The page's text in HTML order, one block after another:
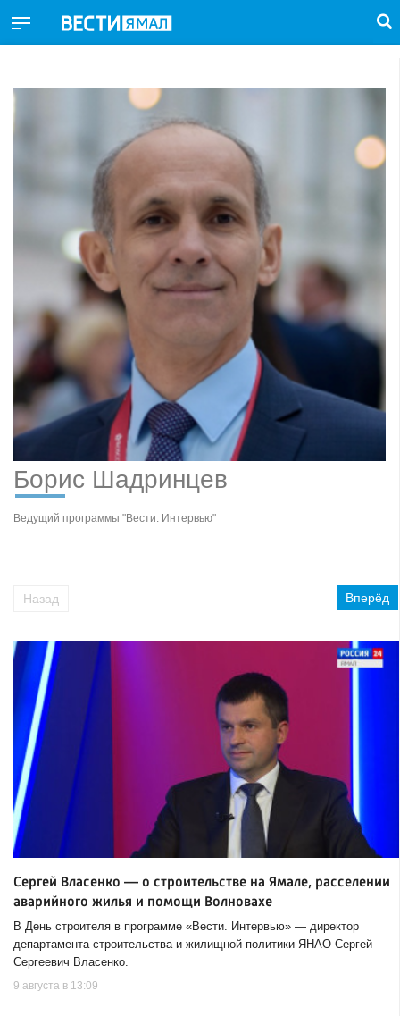
Борис Шадринцев
Ведущий программы "Вести. Интервью"
Назад Вперёд
Сергей Власенко — о строительстве на Ямале, расселении
аварийного жилья и помощи Волновахе
В День строителя в программе «Вести. Интервью» — директор
департамента строительства и жилищной политики ЯНАО Сергей
Сергеевич Власенко.
9 августа в 13:09